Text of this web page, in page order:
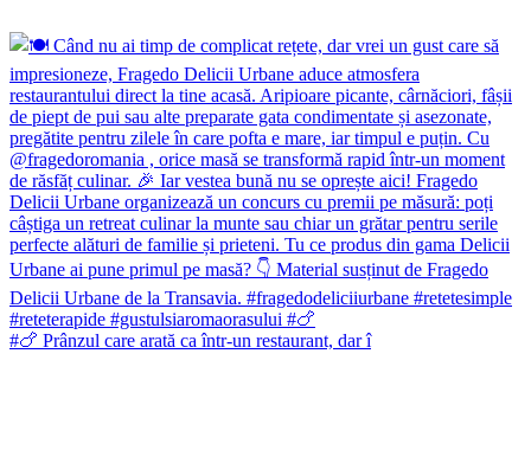
#🍗 Prânzul care arată ca într-un restaurant, dar î